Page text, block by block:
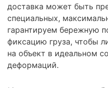
доставка может быть
специальных,
гарантируем бережную
фиксацию груза, чтобы
на объект в идеальном
деформаций.